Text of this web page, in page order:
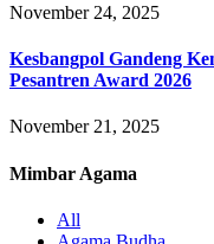
November 24, 2025
Kesbangpol Gandeng
Pesantren Award 2026
November 21, 2025
Mimbar Agama
All